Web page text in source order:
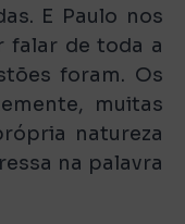
E Paulo nos
falar de toda a
foram. Os
muitas
natureza
na palavra